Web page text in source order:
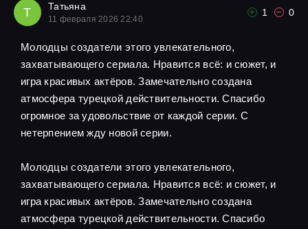
Т Татьяна
11 февраля 2026 22:40
1 0
Молодцы создатели этого увлекательного,
захватывающего сериала. Нравится всё: и сюжет, и
игра красивых актёров. Замечательно создана
атмосфера турецкой действительности. Спасибо
огромное за удовольствие от каждой серии. С
нетерпением жду новой серии.
Молодцы создатели этого увлекательного,
захватывающего сериала. Нравится всё: и сюжет, и
игра красивых актёров. Замечательно создана
атмосфера турецкой действительности. Спасибо